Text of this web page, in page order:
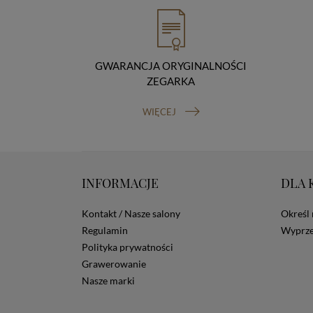
GWARANCJA ORYGINALNOŚCI
ZEGARKA
WIĘCEJ
INFORMACJE
Kontakt / Nasze salony
Regulamin
Polityka prywatności
Grawerowanie
Nasze marki
DLA
Określ